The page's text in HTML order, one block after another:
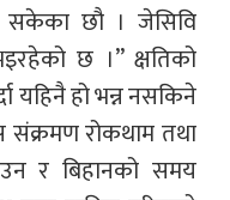
सकेका छौ । जेसिवि
छ ।” क्षतिको
हो भन्न नसकिने
संक्रमण रोकथाम तथा
र बिहानको समय